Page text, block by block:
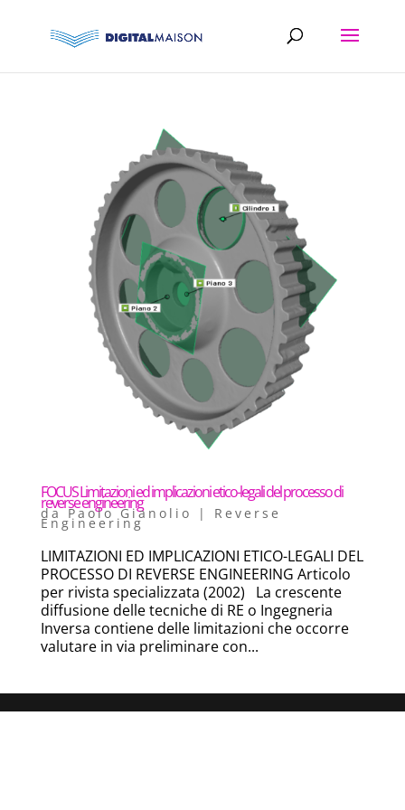
FOCUS Limitazioni ed implicazioni etico-legali del processo di
reverse engineering
daPaolo Gianolio | Reverse
Engineering
LIMITAZIONI ED IMPLICAZIONI ETICO-LEGALI DEL
PROCESSO DI REVERSE ENGINEERING Articolo
per rivista specializzata (2002) La crescente
diffusione delle tecniche di RE o Ingegneria
Inversa contiene delle limitazioni che occorre
valutare in via preliminare con...